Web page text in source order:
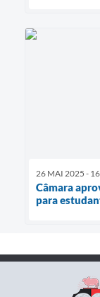
26 MAI 2025 -
Câmara
para